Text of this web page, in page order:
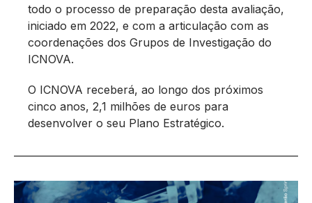
todo o processo de preparação desta avaliação,
iniciado em 2022, e com a articulação com as
coordenações dos Grupos de Investigação do
ICNOVA.
O ICNOVA receberá, ao longo dos próximos
cinco anos, 2,1 milhões de euros para
desenvolver o seu Plano Estratégico.